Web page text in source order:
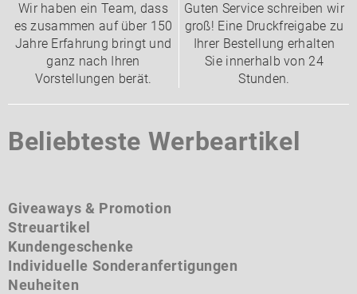
Wir haben ein Team, dass
es zusammen auf über 150
Jahre Erfahrung bringt und
ganz nach Ihren
Vorstellungen berät.
Guten Service schreiben wir
groß! Eine Druckfreigabe zu
Ihrer Bestellung erhalten
Sie innerhalb von 24
Stunden.
Beliebteste Werbeartikel
Giveaways & Promotion
Streuartikel
Kundengeschenke
Individuelle Sonderanfertigungen
Neuheiten